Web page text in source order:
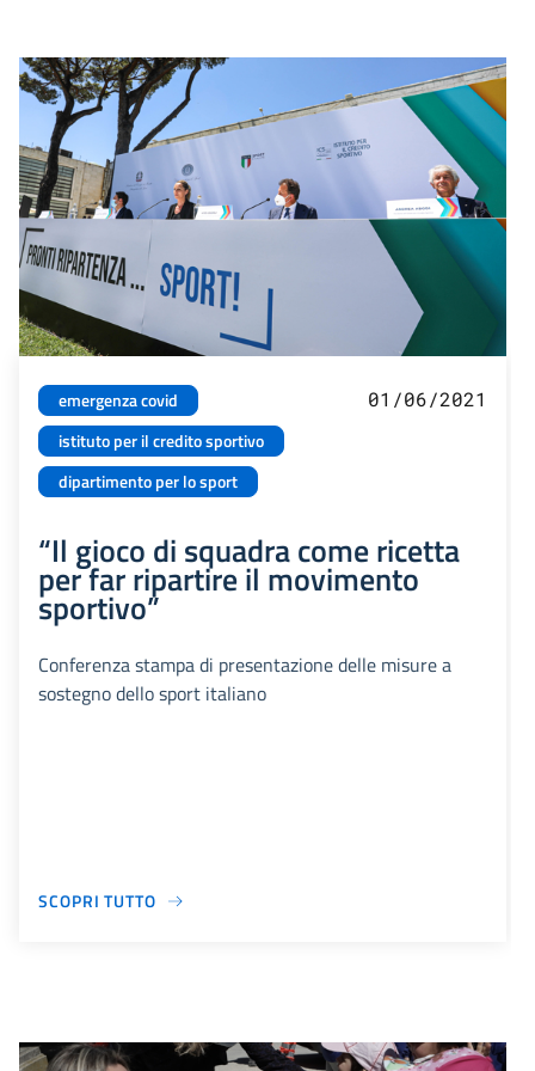
emergenza covid
istituto per il credito sportivo
dipartimento per lo sport
01/06/2021
“Il gioco di squadra come ricetta
per far ripartire il movimento
sportivo”
Conferenza stampa di presentazione delle misure a
sostegno dello sport italiano
SCOPRI TUTTO